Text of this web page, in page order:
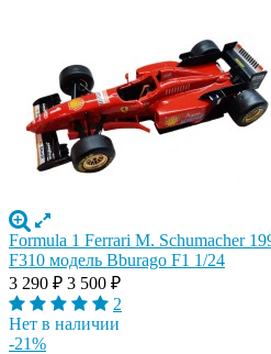
Formula 1 Ferrari M. Schumacher
F310 модель Bburago F1 1/24
3 290 ₽ 3 500 ₽
2
Нет в наличии
-21%